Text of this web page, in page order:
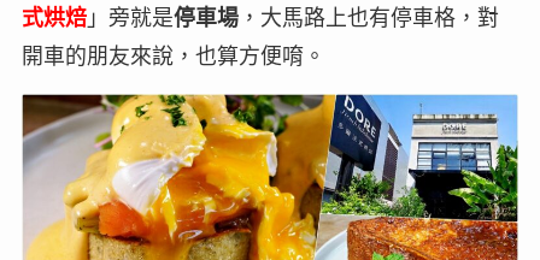
式烘焙」旁就是停車場，大馬路上也有停車格，對
開車的朋友來說，也算方便唷。